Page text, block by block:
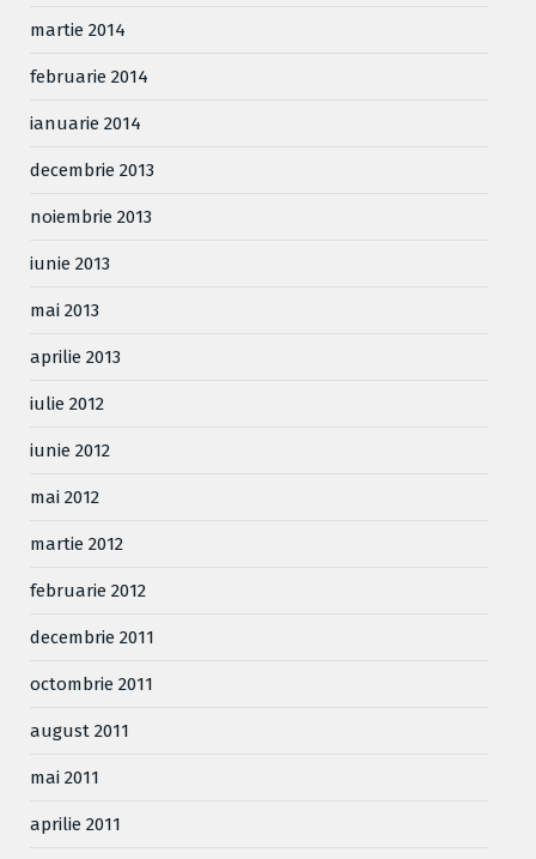
martie 2014
februarie 2014
ianuarie 2014
decembrie 2013
noiembrie 2013
iunie 2013
mai 2013
aprilie 2013
iulie 2012
iunie 2012
mai 2012
martie 2012
februarie 2012
decembrie 2011
octombrie 2011
august 2011
mai 2011
aprilie 2011